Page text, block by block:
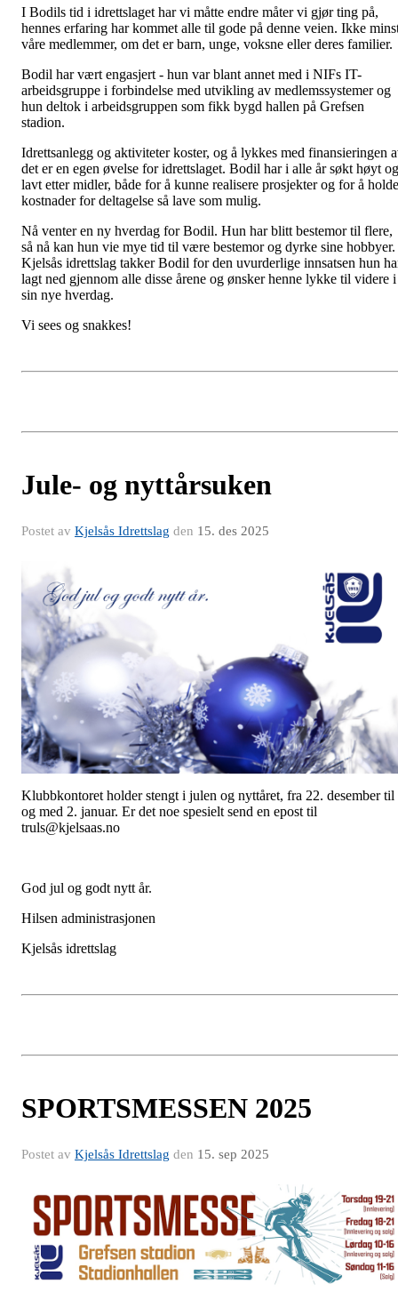
I Bodils tid i idrettslaget har vi måtte endre måter vi gjør ting på,
hennes erfaring har kommet alle til gode på denne veien. Ikke
våre medlemmer, om det er barn, unge, voksne eller deres familier.
Bodil har vært engasjert - hun var blant annet med i NIFs IT-
arbeidsgruppe i forbindelse med utvikling av medlemssystemer og
hun deltok i arbeidsgruppen som fikk bygd hallen på Grefsen
stadion.
Idrettsanlegg og aktiviteter koster, og å lykkes med finansieringen
det er en egen øvelse for idrettslaget. Bodil har i alle år søkt høyt og
lavt etter midler, både for å kunne realisere prosjekter og for å holde
kostnader for deltagelse så lave som mulig.
Nå venter en ny hverdag for Bodil. Hun har blitt bestemor til flere,
så nå kan hun vie mye tid til være bestemor og dyrke sine hobbyer.
Kjelsås idrettslag takker Bodil for den uvurderlige innsatsen hun
lagt ned gjennom alle disse årene og ønsker henne lykke til videre i
sin nye hverdag.
Vi sees og snakkes!
Jule- og nyttårsuken
Postet av Kjelsås Idrettslag den 15. des 2025
Klubbkontoret holder stengt i julen og nyttåret, fra 22. desember til
og med 2. januar. Er det noe spesielt send en epost til
truls@kjelsaas.no
God jul og godt nytt år.
Hilsen administrasjonen
Kjelsås idrettslag
SPORTSMESSEN 2025
Postet av Kjelsås Idrettslag den 15. sep 2025